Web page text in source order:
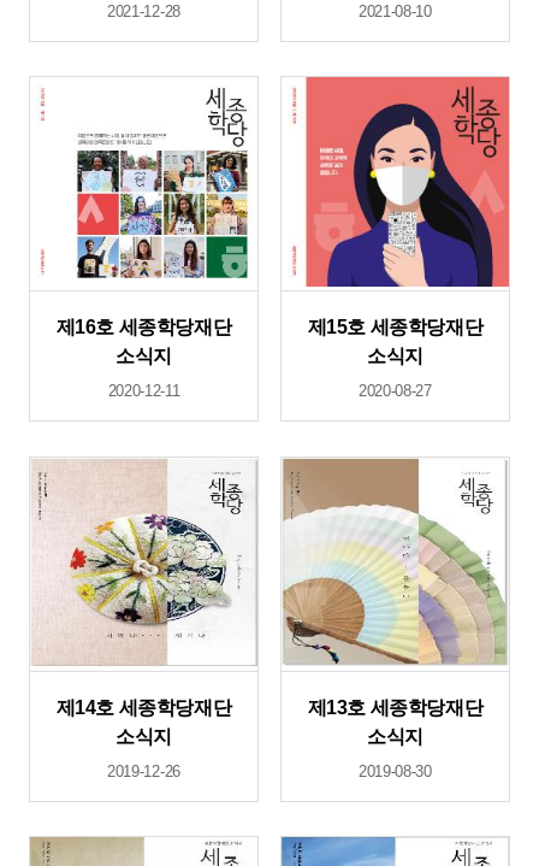
2021-12-28 2021-08-10
제16호 세종학당재단
소식지
2020-12-11
제15호 세종학당재단
소식지
2020-08-27
제14호 세종학당재단
소식지
2019-12-26
제13호 세종학당재단
소식지
2019-08-30